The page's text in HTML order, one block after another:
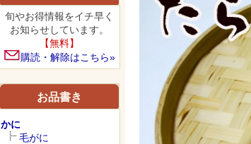
旬やお得情報をイチ早く
お知らせしています。
【無料】
購読・解除はこちら»
お品書き
かに
毛がに